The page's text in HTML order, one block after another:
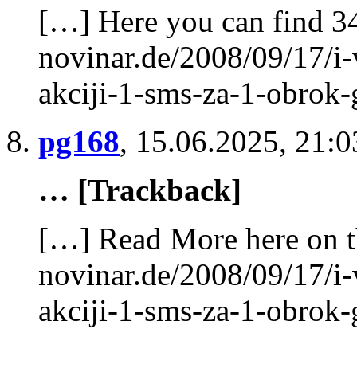
[…] Here you can find
novinar.de/2008/09/17/
akciji-1-sms-za-1-
pg168, 15.06.2025,
… [Trackback]
[…] Read More here on
novinar.de/2008/09/17/
akciji-1-sms-za-1-